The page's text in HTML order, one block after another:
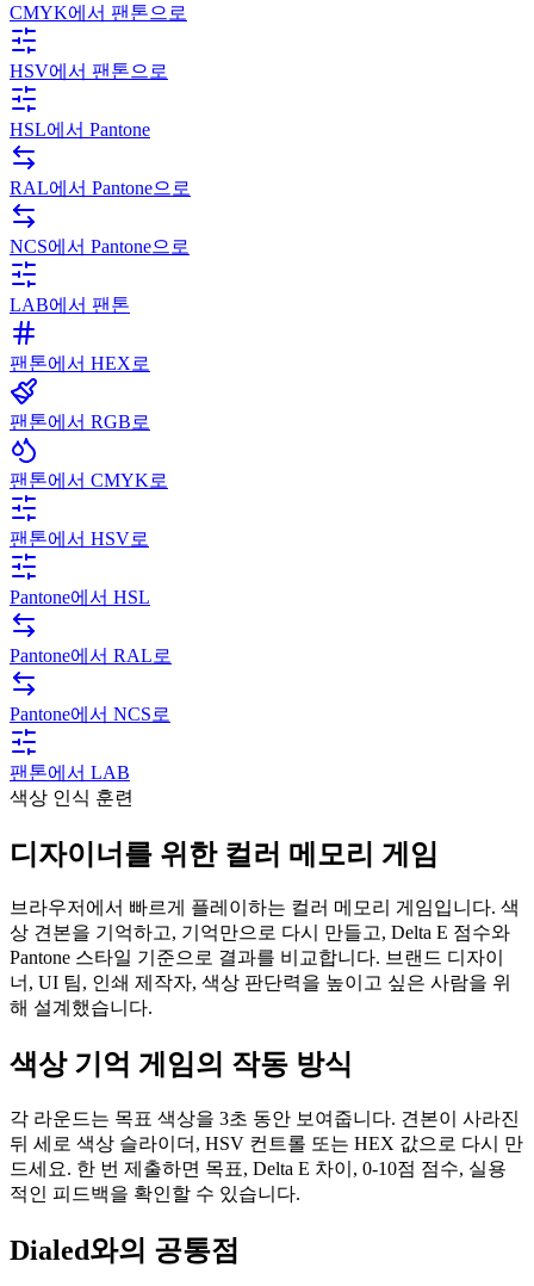
CMYK에서 팬톤으로
HSV에서 팬톤으로
HSL에서 Pantone
RAL에서 Pantone으로
NCS에서 Pantone으로
LAB에서 팬톤
팬톤에서 HEX로
팬톤에서 RGB로
팬톤에서 CMYK로
팬톤에서 HSV로
Pantone에서 HSL
Pantone에서 RAL로
Pantone에서 NCS로
팬톤에서 LAB
색상 인식 훈련
디자이너를 위한 컬러 메모리 게임
브라우저에서 빠르게 플레이하는 컬러 메모리 게임입니다. 색
상 견본을 기억하고, 기억만으로 다시 만들고, Delta E 점수와
Pantone 스타일 기준으로 결과를 비교합니다. 브랜드 디자이
너, UI 팀, 인쇄 제작자, 색상 판단력을 높이고 싶은 사람을 위
해 설계했습니다.
색상 기억 게임의 작동 방식
각 라운드는 목표 색상을 3초 동안 보여줍니다. 견본이 사라진
뒤 세로 색상 슬라이더, HSV 컨트롤 또는 HEX 값으로 다시 만
드세요. 한 번 제출하면 목표, Delta E 차이, 0-10점 점수, 실용
적인 피드백을 확인할 수 있습니다.
Dialed와의 공통점